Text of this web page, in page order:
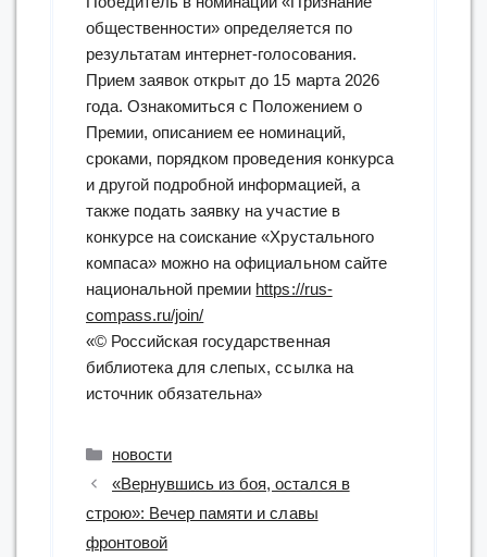
общественности» определяется по
результатам интернет-голосования.
Прием заявок открыт до 15 марта 2026
года. Ознакомиться с Положением о
Премии, описанием ее номинаций,
сроками, порядком проведения конкурса
и другой подробной информацией, а
также подать заявку на участие в
конкурсе на соискание «Хрустального
компаса» можно на официальном сайте
национальной премии https://rus-
compass.ru/join/
«© Российская государственная
библиотека для слепых, ссылка на
источник обязательна»
Рубрики
новости
«Вернувшись из боя, остался в
строю»: Вечер памяти и славы
фронтовой